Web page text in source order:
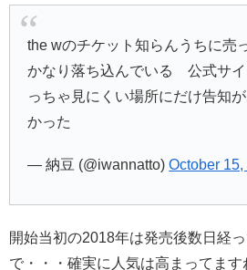
the wのチケット知らんうちに売
かなり落ち込んでいる 公式サ
っちゃ見にくい場所にだけ告知
かった
— 納豆 (@iwannatto)October 15,
開始当初の2018年は発売後数日経
で・・・確実に人気は高まってます